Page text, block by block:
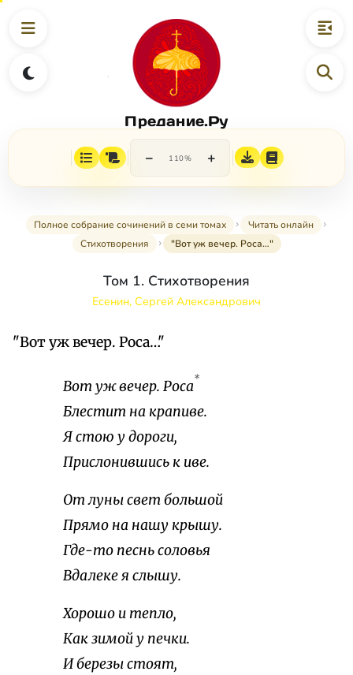
Предание.Ру
− 110% +
Полное собрание сочинений в семи томах
Читать онлайн
Стихотворения
"Вот уж вечер. Роса…"
Том 1. Стихотворения
Есенин, Сергей Александрович
"Вот уж вечер. Роса…"
Вот уж вечер. Роса*
Блестит на крапиве.
Я стою у дороги,
Прислонившись к иве.
От луны свет большой
Прямо на нашу крышу.
Где-то песнь соловья
Вдалеке я слышу.
Хорошо и тепло,
Как зимой у печки.
И березы стоят,